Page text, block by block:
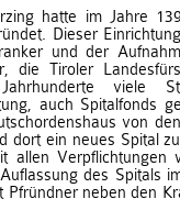
hatte im Jahre
Dieser
und der
die Tiroler
viele
auch Spitalfonds
von
dort ein neues Spital
allen Verpflichtungen
des Spitals
Pfründner neben den